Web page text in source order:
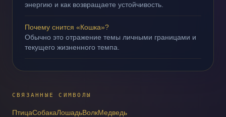
энергию и как возвращаете устойчивость.
Почему снится «Кошка»?
Обычно это отражение темы личными границами и
текущего жизненного темпа.
СВЯЗАННЫЕ СИМВОЛЫ
ПтицаСобакаЛошадьВолкМедведь